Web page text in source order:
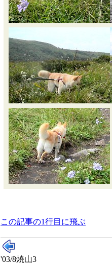
この記事の1行目に飛ぶ
'03/8焼山3